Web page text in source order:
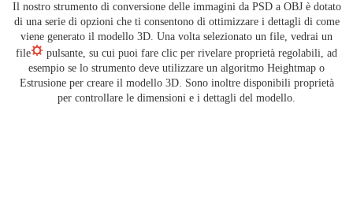
Il nostro strumento di conversione delle immagini da PSD a OBJ è dotato
di una serie di opzioni che ti consentono di ottimizzare i dettagli di come
viene generato il modello 3D. Una volta selezionato un file, vedrai un
file
pulsante, su cui puoi fare clic per rivelare proprietà regolabili, ad
esempio se lo strumento deve utilizzare un algoritmo Heightmap o
Estrusione per creare il modello 3D. Sono inoltre disponibili proprietà
per controllare le dimensioni e i dettagli del modello.